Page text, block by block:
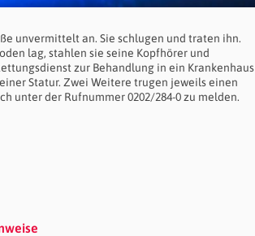
unvermittelt an. Sie schlugen und traten ihn.
lag, stahlen sie seine Kopfhörer und
zur Behandlung in ein Krankenhaus
Statur. Zwei Weitere trugen jeweils einen
unter der Rufnummer 0202/284-0 zu melden.